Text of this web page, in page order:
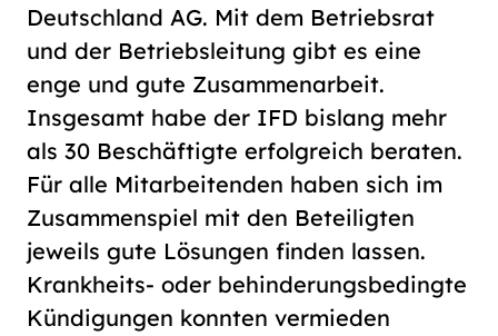
Deutschland AG. Mit dem Betriebsrat
und der Betriebsleitung gibt es eine
enge und gute Zusammenarbeit.
Insgesamt habe der IFD bislang mehr
als 30 Beschäftigte erfolgreich beraten.
Für alle Mitarbeitenden haben sich im
Zusammenspiel mit den Beteiligten
jeweils gute Lösungen finden lassen.
Krankheits- oder behinderungsbedingte
Kündigungen konnten vermieden